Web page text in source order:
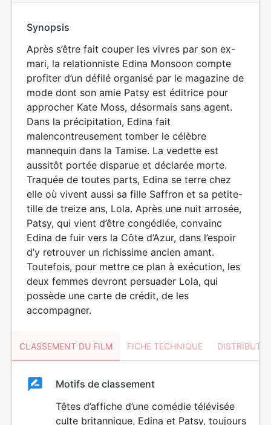
Synopsis
Après s’être fait couper les vivres par son ex-
mari, la relationniste Edina Monsoon compte
profiter d’un défilé organisé par le magazine de
mode dont son amie Patsy est éditrice pour
approcher Kate Moss, désormais sans agent.
Dans la précipitation, Edina fait
malencontreusement tomber le célèbre
mannequin dans la Tamise. La vedette est
aussitôt portée disparue et déclarée morte.
Traquée de toutes parts, Edina se terre chez
elle où vivent aussi sa fille Saffron et sa petite-
tille de treize ans, Lola. Après une nuit arrosée,
Patsy, qui vient d’être congédiée, convainc
Edina de fuir vers la Côte d’Azur, dans l’espoir
d’y retrouver un richissime ancien amant.
Toutefois, pour mettre ce plan à exécution, les
deux femmes devront persuader Lola, qui
possède une carte de crédit, de les
accompagner.
CLASSEMENT DU FILM FICHE TECHNIQUE
ClassementClassement
Motifs de classement
Têtes d’affiche d’une comédie télévisée
culte britannique, Edina et Patsy, toujours